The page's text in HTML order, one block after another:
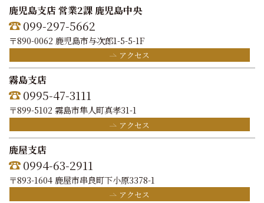
鹿児島支店 営業2課 鹿児島中央
099-297-5662
〒890-0062 鹿児島市与次郎1-5-5-1F
アクセス
霧島支店
0995-47-3111
〒899-5102 霧島市隼人町真孝31-1
アクセス
鹿屋支店
0994-63-2911
〒893-1604 鹿屋市串良町下小原3378-1
アクセス